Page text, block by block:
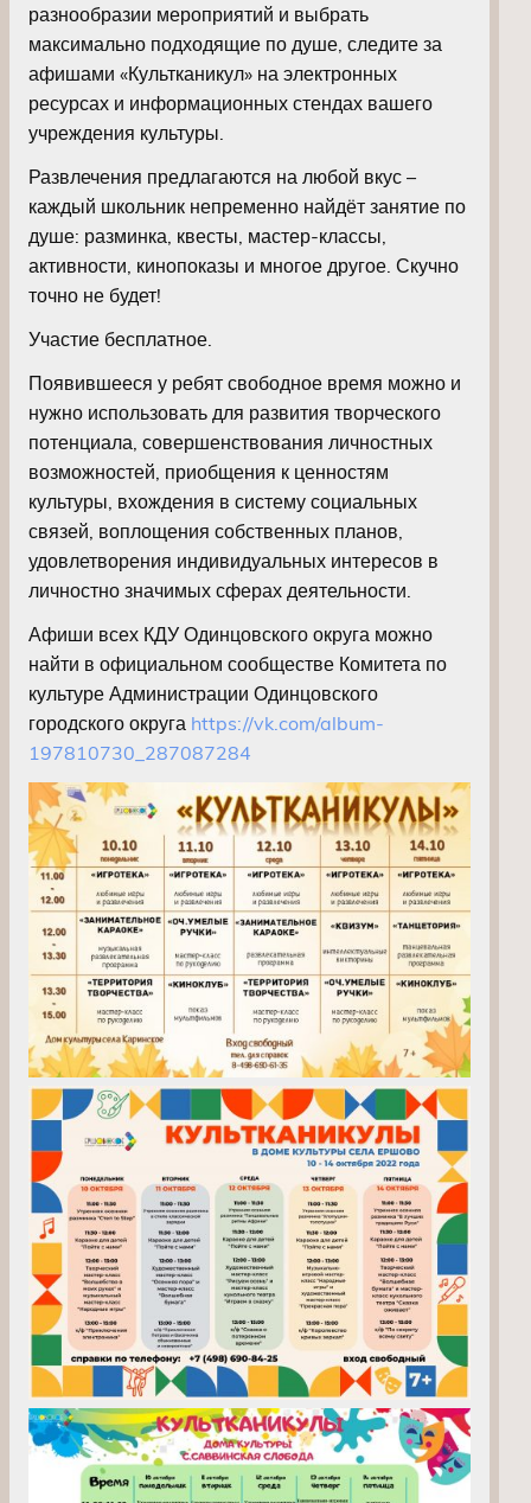
разнообразии мероприятий и выбрать
максимально подходящие по душе, следите за
афишами «Культканикул» на электронных
ресурсах и информационных стендах вашего
учреждения культуры.
Развлечения предлагаются на любой вкус –
каждый школьник непременно найдёт занятие по
душе: разминка, квесты, мастер-классы,
активности, кинопоказы и многое другое. Скучно
точно не будет!
Участие бесплатное.
Появившееся у ребят свободное время можно и
нужно использовать для развития творческого
потенциала, совершенствования личностных
возможностей, приобщения к ценностям
культуры, вхождения в систему социальных
связей, воплощения собственных планов,
удовлетворения индивидуальных интересов в
личностно значимых сферах деятельности.
Афиши всех КДУ Одинцовского округа можно
найти в официальном сообществе Комитета по
культуре Администрации Одинцовского
городского округа https://vk.com/album-
197810730_287087284